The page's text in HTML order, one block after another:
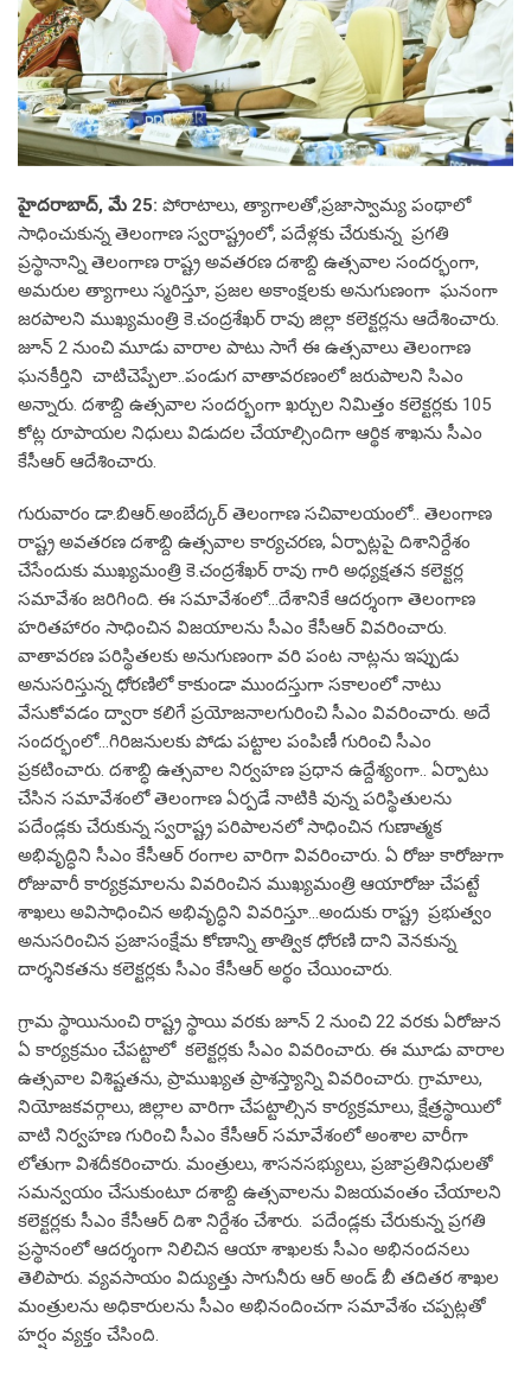
హైదరాబాద్, మే 25: పోరాటాలు, త్యాగాలతో,ప్రజాస్వామ్య పంథాలో
సాధించుకున్న తెలంగాణ స్వరాష్ట్రంలో, పదేళ్లకు చేరుకున్న ప్రగతి
ప్రస్థానాన్ని తెలంగాణ రాష్ట్ర అవతరణ దశాబ్ది ఉత్సవాల సందర్భంగా,
అమరుల త్యాగాలు స్మరిస్తూ, ప్రజల అకాంక్షలకు అనుగుణంగా ఘనంగా
జరపాలని ముఖ్యమంత్రి కె.చంద్రశేఖర్ రావు జిల్లా కలెక్టర్లను ఆదేశించారు.
జూన్ 2 నుంచి మూడు వారాల పాటు సాగే ఈ ఉత్సవాలు తెలంగాణ
ఘనకీర్తిని చాటిచెప్పేలా..పండుగ వాతావరణంలో జరుపాలని సిఎం
అన్నారు. దశాబ్ది ఉత్సవాల సందర్భంగా ఖర్చుల నిమిత్తం కలెక్టర్లకు 105
కోట్ల రూపాయల నిధులు విడుదల చేయాల్సిందిగా ఆర్థిక శాఖను సీఎం
కేసీఆర్ ఆదేశించారు.
గురువారం డా.బిఆర్.అంబేద్కర్ తెలంగాణ సచివాలయంలో.. తెలంగాణ
రాష్ట్ర అవతరణ దశాబ్ది ఉత్సవాల కార్యచరణ, ఏర్పాట్లపై దిశానిర్దేశం
చేసేందుకు ముఖ్యమంత్రి కె.చంద్రశేఖర్ రావు గారి అధ్యక్షతన కలెక్టర్ల
సమావేశం జరిగింది. ఈ సమావేశంలో…దేశానికే ఆదర్శంగా తెలంగాణ
హరితహారం సాధించిన విజయాలను సీఎం కేసీఆర్ వివరించారు.
వాతావరణ పరిస్థితలకు అనుగుణంగా వరి పంట నాట్లను ఇప్పుడు
అనుసరిస్తున్న ధోరణిలో కాకుండా ముందస్తుగా సకాలంలో నాటు
వేసుకోవడం ద్వారా కలిగే ప్రయోజనాలగురించి సీఎం వివరించారు. అదే
సందర్భంలో…గిరిజనులకు పోడు పట్టాల పంపిణీ గురించి సీఎం
ప్రకటించారు. దశాబ్ధి ఉత్సవాల నిర్వహణ ప్రధాన ఉద్దేశ్యంగా.. ఏర్పాటు
చేసిన సమావేశంలో తెలంగాణ ఏర్పడే నాటికి వున్న పరిస్థితులను
పదేండ్లకు చేరుకున్న స్వరాష్ట్ర పరిపాలనలో సాధించిన గుణాత్మక
అభివృద్ధిని సీఎం కేసీఆర్ రంగాల వారిగా వివరించారు. ఏ రోజు కారోజుగా
రోజువారీ కార్యక్రమాలను వివరించిన ముఖ్యమంత్రి ఆయారోజు చేపట్టే
శాఖలు అవిసాధించిన అభివృద్ధిని వివరిస్తూ…అందుకు రాష్ట్ర ప్రభుత్వం
అనుసరించిన ప్రజాసంక్షేమ కోణాన్ని తాత్విక ధోరణి దాని వెనకున్న
దార్శనికతను కలెక్టర్లకు సీఎం కేసీఆర్ అర్థం చేయించారు.
గ్రామ స్థాయినుంచి రాష్ట్ర స్థాయి వరకు జూన్ 2 నుంచి 22 వరకు ఏరోజున
ఏ కార్యక్రమం చేపట్టాలో కలెక్టర్లకు సీఎం వివరించారు. ఈ మూడు వారాల
ఉత్సవాల విశిష్టతను, ప్రాముఖ్యత ప్రాశస్త్యాన్ని వివరించారు. గ్రామాలు,
నియోజకవర్గాలు, జిల్లాల వారిగా చేపట్టాల్సిన కార్యక్రమాలు, క్షేత్రస్థాయిలో
వాటి నిర్వహణ గురించి సీఎం కేసీఆర్ సమావేశంలో అంశాల వారీగా
లోతుగా విశదీకరించారు. మంత్రులు, శాసనసభ్యులు, ప్రజాప్రతినిధులతో
సమన్వయం చేసుకుంటూ దశాబ్ది ఉత్సవాలను విజయవంతం చేయాలని
కలెక్టర్లకు సీఎం కేసీఆర్ దిశా నిర్దేశం చేశారు. పదేండ్లకు చేరుకున్న ప్రగతి
ప్రస్థానంలో ఆదర్శంగా నిలిచిన ఆయా శాఖలకు సీఎం అభినందనలు
తెలిపారు. వ్యవసాయం విద్యుత్తు సాగునీరు ఆర్ అండ్ బీ తదితర శాఖల
మంత్రులను అధికారులను సీఎం అభినందించగా సమావేశం చప్పట్లతో
హర్షం వ్యక్తం చేసింది.